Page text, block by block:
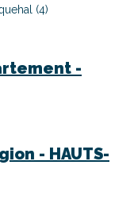
(4)
-
- HAUTS-